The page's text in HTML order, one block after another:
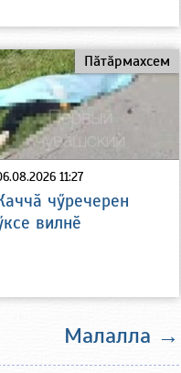
11:27
Пӑтӑрмахсем
чӳречерен
вилнӗ
Малалла →